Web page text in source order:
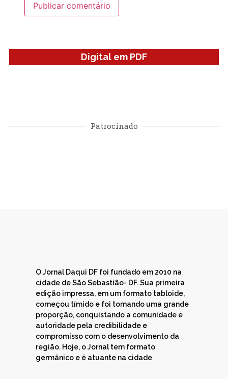
Digital em PDF
Patrocinado
O Jornal Daqui DF foi fundado em 2010 na
cidade de São Sebastião- DF. Sua primeira
edição impressa, em um formato tabloide,
começou tímido e foi tomando uma grande
proporção, conquistando a comunidade e
autoridade pela credibilidade e
compromisso com o desenvolvimento da
região. Hoje, o Jornal tem formato
germânico e é atuante na cidade